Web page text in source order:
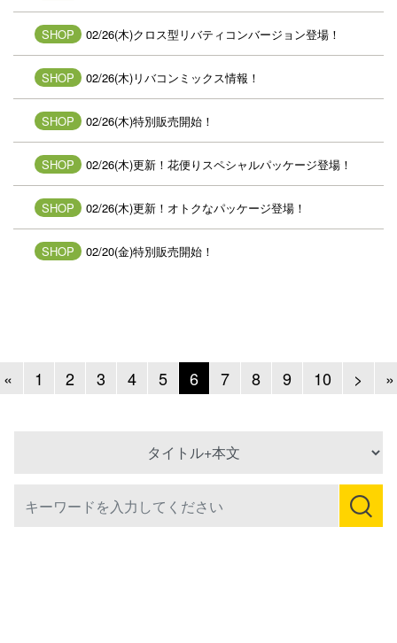
SHOP 02/26(木)クロス型リバティコンバージョン登場！
SHOP 02/26(木)リバコンミックス情報！
SHOP 02/26(木)特別販売開始！
SHOP 02/26(木)更新！花便りスペシャルパッケージ登場！
SHOP 02/26(木)更新！オトクなパッケージ登場！
SHOP 02/20(金)特別販売開始！
«Previous
1 2 3 4 5 6 7 8 9 10 > Next
»